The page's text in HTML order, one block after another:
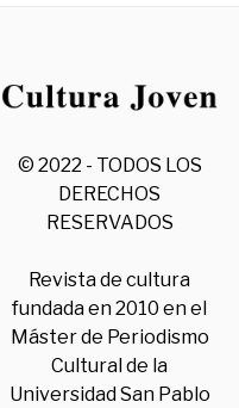
© 2022 - TODOS LOS
DERECHOS
RESERVADOS
Revista de cultura
fundada en 2010 en el
Máster de Periodismo
Cultural de la
Universidad San Pablo